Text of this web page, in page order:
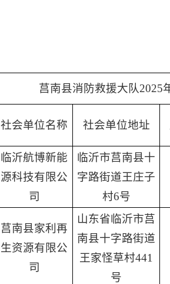
莒南县消防救援大队2025
社会单位名称 社会单位地址
临沂航博新能
源科技有限公
司
临沂市莒南县十
字路街道王庄子
村6号
莒南县家利再
生资源有限公
司
山东省临沂市莒
南县十字路街道
王家怪草村441
号